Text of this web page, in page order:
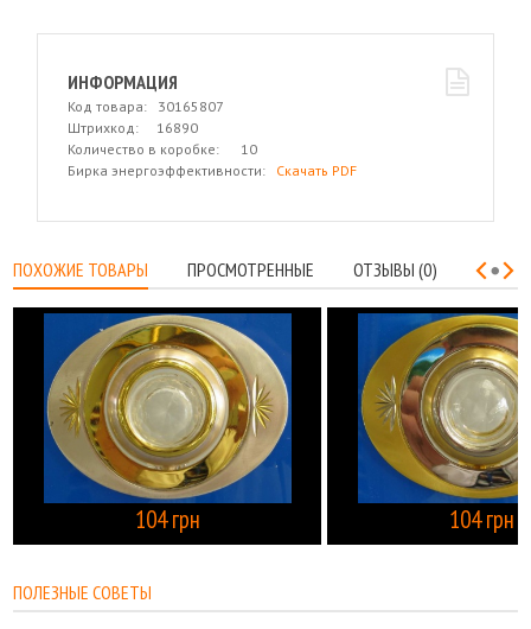
ИНФОРМАЦИЯ
Код товара: 30165807
Штрихкод: 16890
Количество в коробке: 10
Бирка энергоэффективности: Скачать PDF
ПОХОЖИЕ ТОВАРЫ ПРОСМОТРЕННЫЕ ОТЗЫВЫ (0)
104 грн 104 грн
ПОЛЕЗНЫЕ СОВЕТЫ